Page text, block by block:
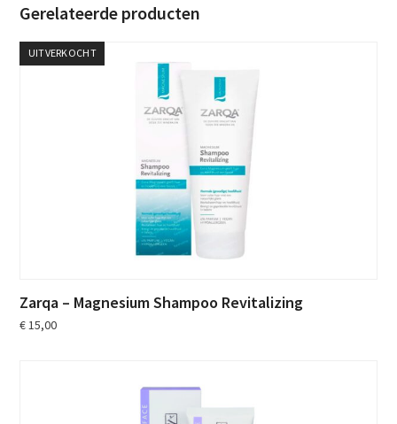
Gerelateerde producten
UITVERKOCHT
Zarqa – Magnesium Shampoo Revitalizing
€ 15,00